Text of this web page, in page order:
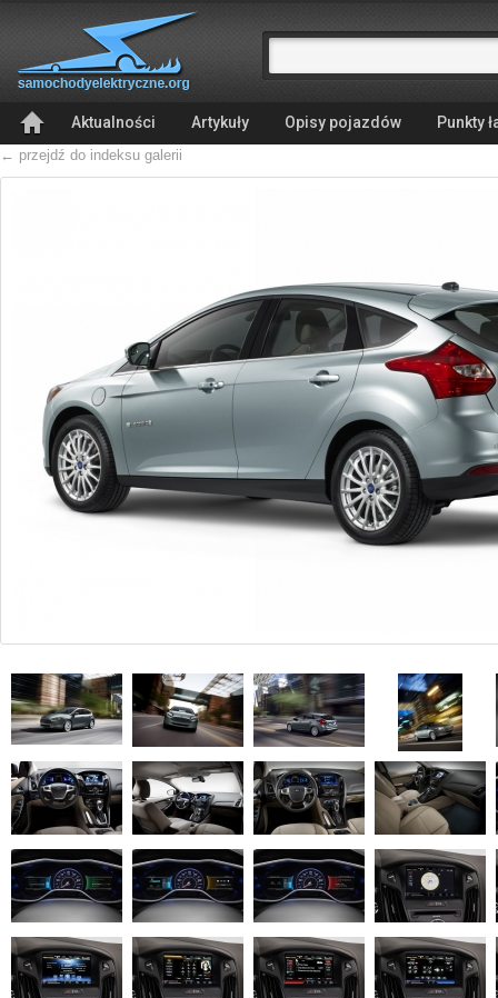
Aktualności Artykuły Opisy pojazdów Punkty
← przejdź do indeksu galerii